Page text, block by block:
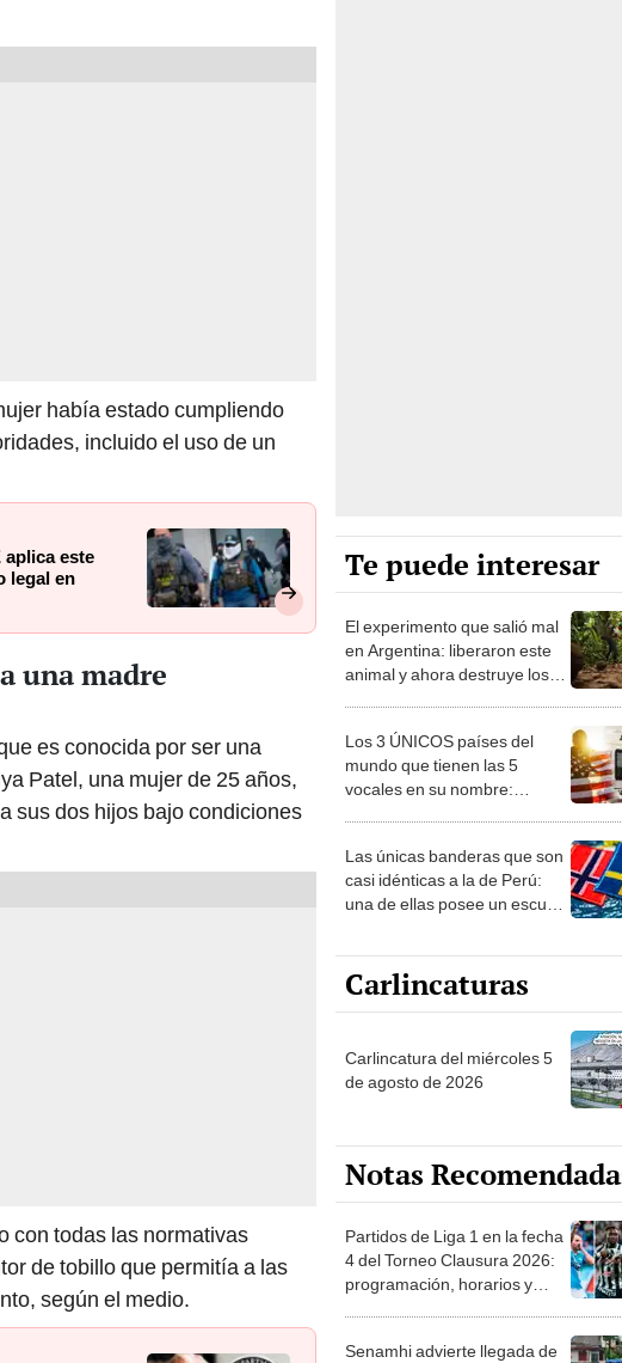
había estado cumpliendo
incluido el uso de un
aplica este
legal en
una madre
es conocida por ser una
Patel, una mujer de 25 años,
sus dos hijos bajo condiciones
con todas las normativas
de tobillo que permitía a las
según el medio.
Te puede interesar
El experimento que salió mal
en Argentina: liberaron este
animal y ahora destruye los
Los 3 ÚNICOS países del
mundo que tienen las 5
vocales en su nombre:
Las únicas banderas que son
casi idénticas a la de Perú:
una de ellas posee un escudo
Carlincaturas
Carlincatura del miércoles 5
de agosto de 2026
Notas
Partidos de Liga 1 en la fecha
4 del Torneo Clausura 2026:
programación, horarios y
Senamhi advierte llegada de